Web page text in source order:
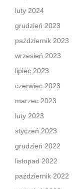
luty 2024
grudzień 2023
październik 2023
wrzesień 2023
lipiec 2023
czerwiec 2023
marzec 2023
luty 2023
styczeń 2023
grudzień 2022
listopad 2022
październik 2022